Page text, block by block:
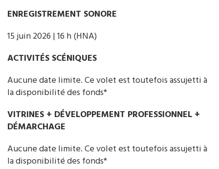
ENREGISTREMENT SONORE
15 juin 2026 | 16 h (HNA)
ACTIVITÉS SCÉNIQUES
Aucune date limite. Ce volet est toutefois assujetti à
la disponibilité des fonds*
VITRINES + DÉVELOPPEMENT PROFESSIONNEL +
DÉMARCHAGE
Aucune date limite. Ce volet est toutefois assujetti à
la disponibilité des fonds*